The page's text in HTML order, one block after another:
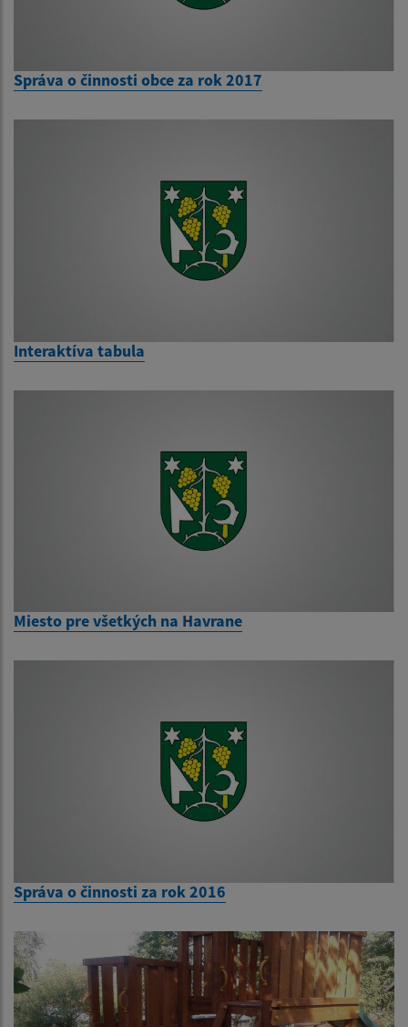
Správa o činnosti obce za rok 2017
Interaktíva tabula
Miesto pre všetkých na Havrane
Správa o činnosti za rok 2016